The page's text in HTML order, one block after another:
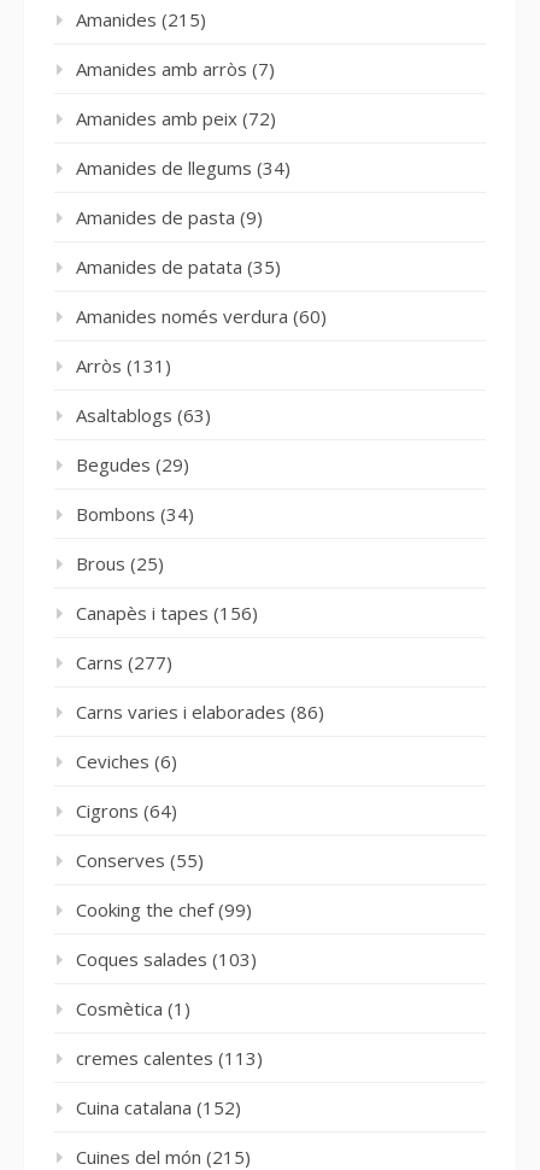
Amanides (215)
Amanides amb arròs (7)
Amanides amb peix (72)
Amanides de llegums (34)
Amanides de pasta (9)
Amanides de patata (35)
Amanides només verdura (60)
Arròs (131)
Asaltablogs (63)
Begudes (29)
Bombons (34)
Brous (25)
Canapès i tapes (156)
Carns (277)
Carns varies i elaborades (86)
Ceviches (6)
Cigrons (64)
Conserves (55)
Cooking the chef(99)
Coques salades (103)
Cosmètica (1)
cremes calentes (113)
Cuina catalana (152)
Cuines del món (215)